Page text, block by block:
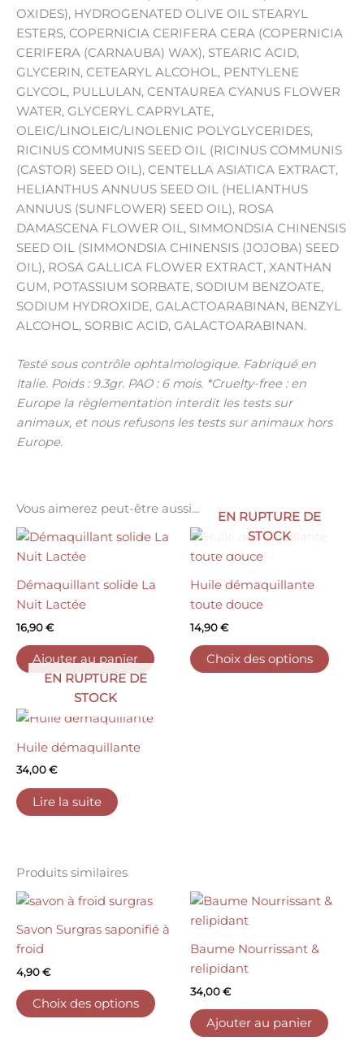
OXIDES), HYDROGENATED OLIVE OIL STEARYL
ESTERS, COPERNICIA CERIFERA CERA (COPERNICIA
CERIFERA (CARNAUBA) WAX), STEARIC ACID,
GLYCERIN, CETEARYL ALCOHOL, PENTYLENE
GLYCOL, PULLULAN, CENTAUREA CYANUS FLOWER
WATER, GLYCERYL CAPRYLATE,
OLEIC/LINOLEIC/LINOLENIC POLYGLYCERIDES,
RICINUS COMMUNIS SEED OIL (RICINUS COMMUNIS
(CASTOR) SEED OIL), CENTELLA ASIATICA EXTRACT,
HELIANTHUS ANNUUS SEED OIL (HELIANTHUS
ANNUUS (SUNFLOWER) SEED OIL), ROSA
DAMASCENA FLOWER OIL, SIMMONDSIA CHINENSIS
SEED OIL (SIMMONDSIA CHINENSIS (JOJOBA) SEED
OIL), ROSA GALLICA FLOWER EXTRACT, XANTHAN
GUM, POTASSIUM SORBATE, SODIUM BENZOATE,
SODIUM HYDROXIDE, GALACTOARABINAN, BENZYL
ALCOHOL, SORBIC ACID, GALACTOARABINAN.
Testé sous contrôle ophtalmologique. Fabriqué en
Italie. Poids : 9.3gr. PAO : 6 mois. *Cruelty-free : en
Europe la règlementation interdit les tests sur
animaux, et nous refusons les tests sur animaux hors
Europe.
Vous aimerez peut-être aussi…
Démaquillant solide La
Nuit Lactée
16,90€
Ajouter au panier
EN RUPTURE DE
STOCK
Huile démaquillante
toute douce
14,90€
Choix des options
EN RUPTURE DE
STOCK
Huile démaquillante
34,00€
Lire la suite
Produits similaires
Savon Surgras saponifié à
froid
4,90€
Choix des options
produit
variations.
Les
options
peuvent
Baume Nourrissant &
relipidant
34,00€
Ajouter au panier